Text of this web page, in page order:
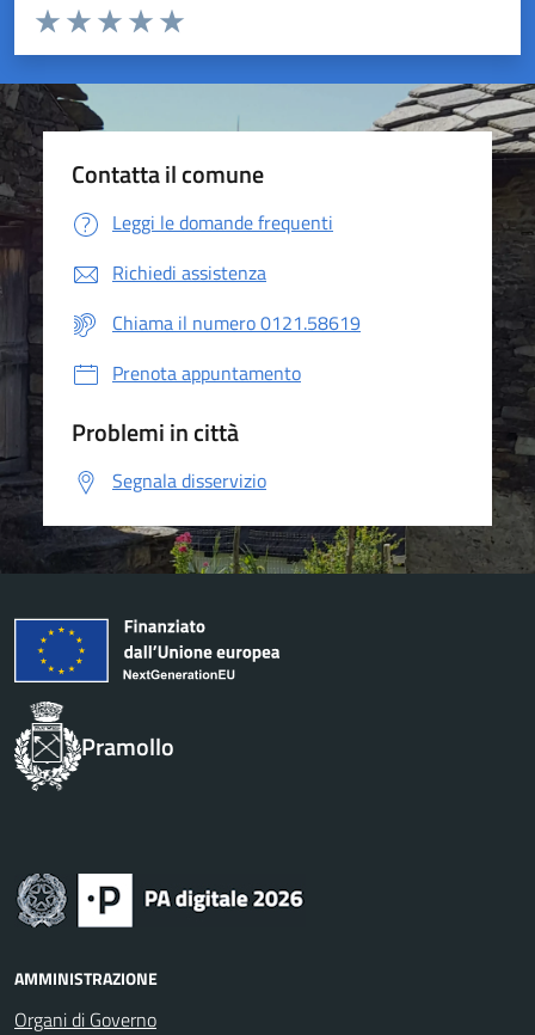
Valuta da 1 a 5 stelle la pagina
Valuta 5 stelle su 5
Valuta 4 stelle su 5
Valuta 3 stelle su 5
Valuta 2 stelle su 5
Valuta 1 stelle su 5
Contatta il comune
Leggi le domande frequenti
Richiedi assistenza
Chiama il numero 0121.58619
Prenota appuntamento
Problemi in città
Segnala disservizio
Pramollo
AMMINISTRAZIONE
Organi di Governo